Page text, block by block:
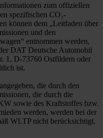
zum offiziellen
spezifischen CO₂-
können dem „Leitfaden über
und den
entnommen werden,
DAT Deutsche Automobil
1, D-73760 Ostfildern oder
ist.
die durch den
die durch die
sowie des Kraftstoffes bzw.
werden, werden bei der
WLTP nicht berücksichtigt.